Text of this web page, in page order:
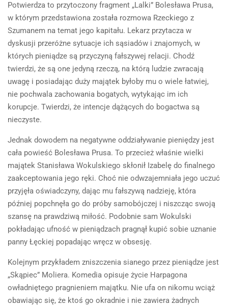
Potwierdza to przytoczony fragment „Lalki” Bolesława Prusa,
w którym przedstawiona została rozmowa Rzeckiego z
Szumanem na temat jego kapitału. Lekarz przytacza w
dyskusji przeróżne sytuacje ich sąsiadów i znajomych, w
których pieniądze są przyczyną fałszywej relacji. Chodź
twierdzi, że są one jedyną rzeczą, na którą ludzie zwracają
uwagę i posiadając duży majątek byłoby mu o wiele łatwiej,
nie pochwala zachowania bogatych, wytykając im ich
korupcje. Twierdzi, że intencje dążących do bogactwa są
nieczyste.
Jednak dowodem na negatywne oddziaływanie pieniędzy jest
cała powieść Bolesława Prusa. To przecież właśnie wielki
majątek Stanisława Wokulskiego skłonił Izabelę do finalnego
zaakceptowania jego ręki. Choć nie odwzajemniała jego uczuć
przyjęła oświadczyny, dając mu fałszywą nadzieję, która
później popchnęła go do próby samobójczej i niszcząc swoją
szansę na prawdziwą miłość. Podobnie sam Wokulski
pokładając ufność w pieniądzach pragnął kupić sobie uznanie
panny Łęckiej popadając wręcz w obsesję.
Kolejnym przykładem zniszczenia sianego przez pieniądze jest
„Skąpiec” Moliera. Komedia opisuje życie Harpagona
owładniętego pragnieniem majątku. Nie ufa on nikomu wciąż
obawiając się, że ktoś go okradnie i nie zawiera żadnych